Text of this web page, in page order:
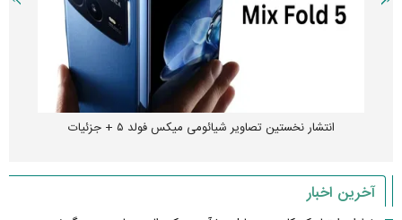
انتشار نخستین تصاویر شیائومی میکس فولد ۵ + جزئیات
آخرین اخبار